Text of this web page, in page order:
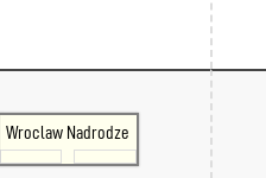
Wroclaw Nadrodze